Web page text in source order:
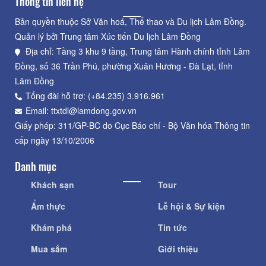
Bản quyền thuộc Sở Văn hoá, Thể thao và Du lịch Lâm Đồng.
Quản lý bởi Trung tâm Xúc tiến Du lịch Lâm Đồng
Địa chỉ: Tầng 3 khu 9 tầng, Trung tâm Hành chính tỉnh Lâm
Đồng, số 36 Trần Phú, phường Xuân Hương - Đà Lạt, tỉnh
Lâm Đồng
Tổng đài hỗ trợ: (+84.235) 3.916.961
Email: ttxtdl@lamdong.gov.vn
Giấy phép: 311/GP-BC do Cục Báo chí - Bộ Văn hóa Thông tin
cấp ngày 13/10/2006
Danh mục
Khách sạn
Ẩm thực
Khám phá
Mua sắm
Tour
Lễ hội & Sự kiện
Tin tức
Giới thiệu